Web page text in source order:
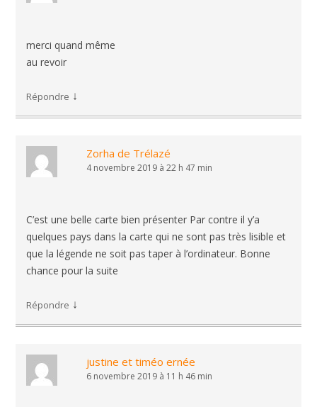
merci quand même
au revoir
Répondre ↓
Zorha de Trélazé
4 novembre 2019 à 22 h 47 min
C’est une belle carte bien présenter Par contre il y’a
quelques pays dans la carte qui ne sont pas très lisible et
que la légende ne soit pas taper à l’ordinateur. Bonne
chance pour la suite
Répondre ↓
justine et timéo ernée
6 novembre 2019 à 11 h 46 min